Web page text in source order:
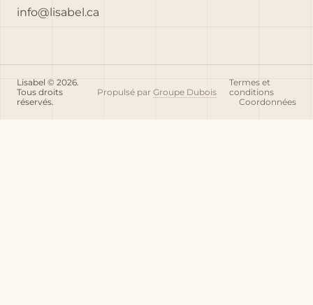
info@lisabel.ca
Lisabel © 2026.
Tous droits
réservés.
Propulsé par Groupe Dubois
Termes et
conditions
Coordonnées